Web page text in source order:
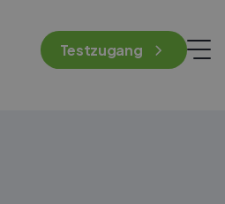
Testzugang